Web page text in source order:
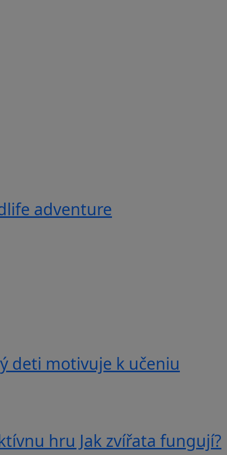
adventure
deti motivuje k učeniu
hru Jak zvířata fungují?